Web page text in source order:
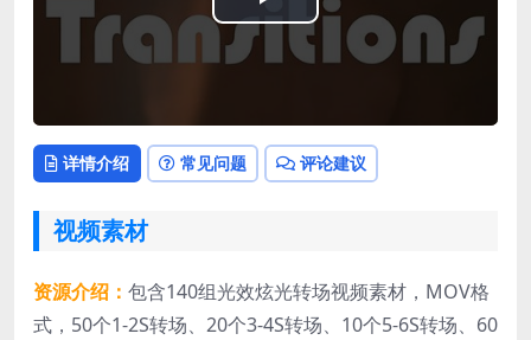
Play
Video
详情介绍 常见问题 评论建议
视频素材
资源介绍： 包含140组光效炫光转场视频素材，MOV格
式，50个1-2S转场、20个3-4S转场、10个5-6S转场、60